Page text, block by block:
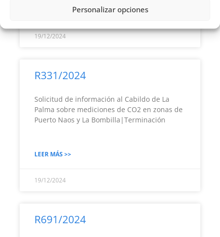
Personalizar opciones
19/12/2024
R331/2024
Solicitud de información al Cabildo de La
Palma sobre mediciones de CO2 en zonas de
Puerto Naos y La Bombilla|Terminación
LEER MÁS >>
19/12/2024
R691/2024